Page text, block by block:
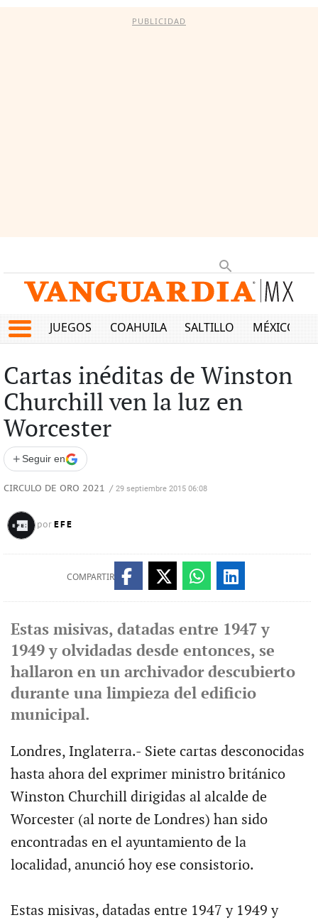
PUBLICIDAD
JUEGOS COAHUILA SALTILLO MÉXICO
Cartas inéditas de Winston
Churchill ven la luz en
Worcester
+ Seguir en
CIRCULO DE ORO 2021 / 29 septiembre 2015 06:08
por EFE
COMPARTIR
Estas misivas, datadas entre 1947 y
1949 y olvidadas desde entonces, se
hallaron en un archivador descubierto
durante una limpieza del edificio
municipal.
Londres, Inglaterra.- Siete cartas desconocidas
hasta ahora del exprimer ministro británico
Winston Churchill dirigidas al alcalde de
Worcester (al norte de Londres) han sido
encontradas en el ayuntamiento de la
localidad, anunció hoy ese consistorio.
Estas misivas, datadas entre 1947 y 1949 y